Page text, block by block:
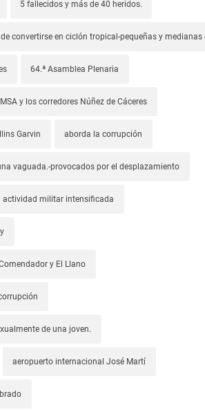
5 fallecidos y más de 40 heridos.
convertirse en ciclón tropical-pequeñas y
64.ª Asamblea Plenaria
y los corredores Núñez de Cáceres
Garvin aborda la corrupción
vaguada.-provocados por el desplazamiento
actividad militar intensificada
y El Llano
de una joven.
aeropuerto internacional José Martí